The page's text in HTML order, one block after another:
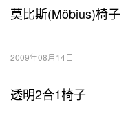
莫比斯(Möbius)椅子
2009年08月14日
透明2合1椅子